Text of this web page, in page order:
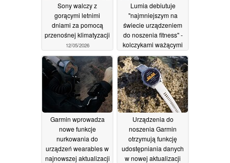
Sony walczy z
gorącymi letnimi
dniami za pomocą
przenośnej klimatyzacji
12/05/2026
Lumia debiutuje
"najmniejszym na
świecie urządzeniem
do noszenia fitness" -
kolczykami ważącymi
mniej niż gram
28/04/2026
Garmin wprowadza
nowe funkcje
nurkowania do
urządzeń wearables w
najnowszej aktualizacji
Urządzenia do
noszenia Garmin
otrzymują funkcję
udostępniania danych
w nowej aktualizacji